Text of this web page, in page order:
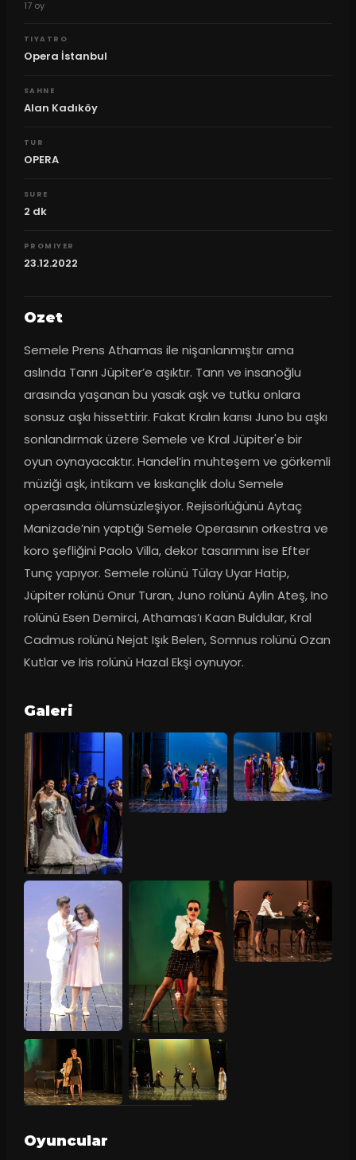
17oy
TIYATRO
Opera İstanbul
SAHNE
Alan Kadıköy
TUR
OPERA
SURE
2 dk
PROMIYER
23.12.2022
Ozet
Semele Prens Athamas ile nişanlanmıştır ama
aslında Tanrı Jüpiter’e aşıktır. Tanrı ve insanoğlu
arasında yaşanan bu yasak aşk ve tutku onlara
sonsuz aşkı hissettirir. Fakat Kralın karısı Juno bu aşkı
sonlandırmak üzere Semele ve Kral Jüpiter'e bir
oyun oynayacaktır. Handel’in muhteşem ve görkemli
müziği aşk, intikam ve kıskançlık dolu Semele
operasında ölümsüzleşiyor. Rejisörlüğünü Aytaç
Manizade’nin yaptığı Semele Operasının orkestra ve
koro şefliğini Paolo Villa, dekor tasarımını ise Efter
Tunç yapıyor. Semele rolünü Tülay Uyar Hatip,
Jüpiter rolünü Onur Turan, Juno rolünü Aylin Ateş, Ino
rolünü Esen Demirci, Athamas’ı Kaan Buldular, Kral
Cadmus rolünü Nejat Işık Belen, Somnus rolünü Ozan
Kutlar ve Iris rolünü Hazal Ekşi oynuyor.
Galeri
Oyuncular